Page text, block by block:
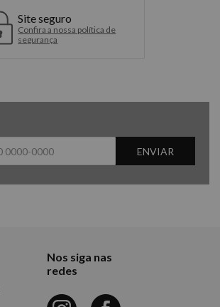
Site seguro
Confira a nossa política de
segurança
ENVIAR
Nos siga nas
redes